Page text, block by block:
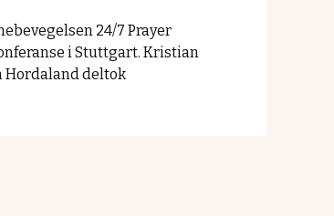
24/7 Prayer
i Stuttgart. Kristian
Hordaland deltok